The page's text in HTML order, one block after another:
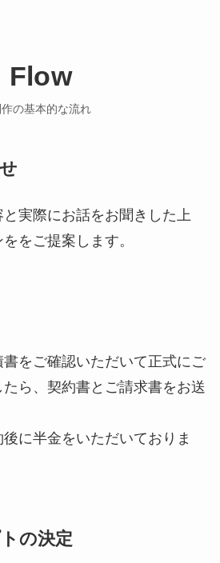
Flow
の基本的な流れ
実際にお話をお聞きした上
をご提案します。
をご確認いただいて正式にご
ら、契約書とご請求書をお送
に半金をいただいておりま
の決定